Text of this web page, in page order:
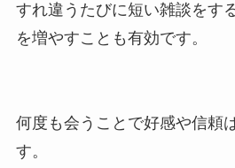
すれ違うたびに短い雑談をす
を増やすことも有効です。
何度も会うことで好感や信頼
す。